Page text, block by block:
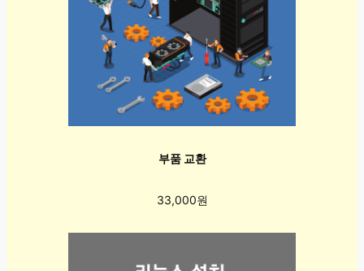
부품 교환
33,000원